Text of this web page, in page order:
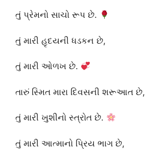
તું પ્રેમનો સાચો રૂપ છે.
તું મારી હૃદયની ધડકન છે,
તું મારી ઓળખ છે.
તારું સ્મિત મારા દિવસની શરૂઆત છે,
તું મારી ખુશીનો સ્ત્રોત છે.
તું મારી આત્માનો પ્રિય ભાગ છે,